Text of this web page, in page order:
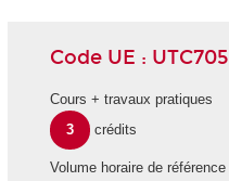
Code UE : UTC705
Cours + travaux pratiques
3
crédits
Volume horaire de référence